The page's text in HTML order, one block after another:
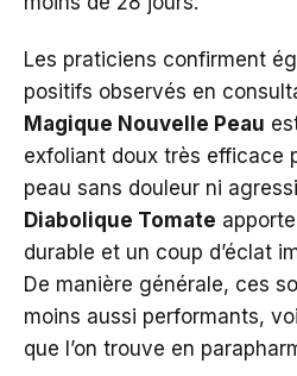
Les praticiens confirment
positifs observés en
Magique Nouvelle Peau
exfoliant doux très efficace
peau sans douleur ni
Diabolique Tomate
durable et un coup d’éclat
De manière générale, ces
moins aussi performants,
que l’on trouve en